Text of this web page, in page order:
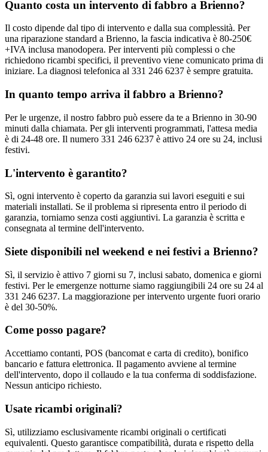
Quanto costa un intervento di fabbro a Brienno?
Il costo dipende dal tipo di intervento e dalla sua complessità. Per
una riparazione standard a Brienno, la fascia indicativa è 80-250€
+IVA inclusa manodopera. Per interventi più complessi o che
richiedono ricambi specifici, il preventivo viene comunicato prima di
iniziare. La diagnosi telefonica al 331 246 6237 è sempre gratuita.
In quanto tempo arriva il fabbro a Brienno?
Per le urgenze, il nostro fabbro può essere da te a Brienno in 30-90
minuti dalla chiamata. Per gli interventi programmati, l'attesa media
è di 24-48 ore. Il numero 331 246 6237 è attivo 24 ore su 24, inclusi
festivi.
L'intervento è garantito?
Sì, ogni intervento è coperto da garanzia sui lavori eseguiti e sui
materiali installati. Se il problema si ripresenta entro il periodo di
garanzia, torniamo senza costi aggiuntivi. La garanzia è scritta e
consegnata al termine dell'intervento.
Siete disponibili nel weekend e nei festivi a Brienno?
Sì, il servizio è attivo 7 giorni su 7, inclusi sabato, domenica e giorni
festivi. Per le emergenze notturne siamo raggiungibili 24 ore su 24 al
331 246 6237. La maggiorazione per intervento urgente fuori orario
è del 30-50%.
Come posso pagare?
Accettiamo contanti, POS (bancomat e carta di credito), bonifico
bancario e fattura elettronica. Il pagamento avviene al termine
dell'intervento, dopo il collaudo e la tua conferma di soddisfazione.
Nessun anticipo richiesto.
Usate ricambi originali?
Sì, utilizziamo esclusivamente ricambi originali o certificati
equivalenti. Questo garantisce compatibilità, durata e rispetto della